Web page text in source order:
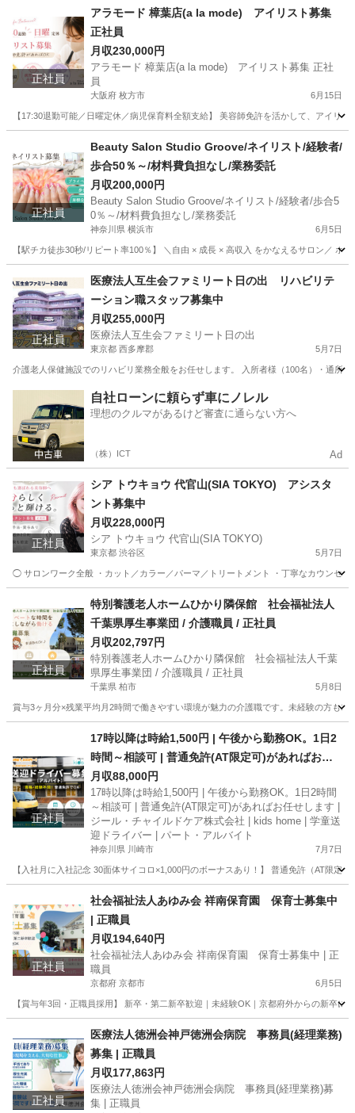
メンテナンス 病院
正社員
アラモード 樟葉店(a la mode) アイリスト募集
正社員
月収230,000円
アラモード 樟葉店(a la mode) アイリスト募集 正社
員
大阪府 枚方市 6月15日
【17:30退勤可能／日曜定休／病児保育料全額支給】 美容師免許を活かして、アイリ
正社員
Beauty Salon Studio Groove/ネイリスト/経験者/
歩合50％～/材料費負担なし/業務委託
月収200,000円
Beauty Salon Studio Groove/ネイリスト/経験者/歩合5
0％～/材料費負担なし/業務委託
神奈川県 横浜市 6月5日
【駅チカ徒歩30秒/リピート率100％】 ＼自由 × 成長 × 高収入 をかなえるサロン／
ネイリスト 業務委託
正社員
医療法人互生会ファミリート日の出 リハビリテ
ーション職スタッフ募集中
月収255,000円
医療法人互生会ファミリート日の出
東京都 西多摩郡 5月7日
介護老人保健施設でのリハビリ業務全般をお任せします。 入所者様（100名）・通所
その他 医療法人
自社ローンに頼らず車にノレル
理想のクルマがあるけど審査に通らない方へ
（株）ICT Ad
正社員
シア トウキョウ 代官山(SIA TOKYO) アシスタ
ント募集中
月収228,000円
シア トウキョウ 代官山(SIA TOKYO)
東京都 渋谷区 5月7日
◯ サロンワーク全般 ・カット／カラー／パーマ／トリートメント ・丁寧なカウンセ
美容師 業務
正社員
特別養護老人ホームひかり隣保館 社会福祉法人
千葉県厚生事業団 / 介護職員 / 正社員
月収202,797円
特別養護老人ホームひかり隣保館 社会福祉法人千葉
県厚生事業団 / 介護職員 / 正社員
千葉県 柏市 5月8日
賞与3ヶ月分×残業平均月2時間で働きやすい環境が魅力の介護職です。未経験の方も
介護士
正社員
17時以降は時給1,500円 | 午後から勤務OK。1日2
時間～相談可 | 普通免許(AT限定可)があればお任
せします | ジール・チャイルドケア株式会社 | kid
s home | 学童送迎ドライバー | パート・アルバイ
ト
月収88,000円
17時以降は時給1,500円 | 午後から勤務OK。1日2時間
～相談可 | 普通免許(AT限定可)があればお任せします |
ジール・チャイルドケア株式会社 | kids home | 学童送
迎ドライバー | パート・アルバイト
神奈川県 川崎市 7月7日
【入社月に入社記念 30面体サイコロ×1,000円のボーナスあり！】 普通免許（AT限
その他 株式会社
正社員
社会福祉法人あゆみ会 祥南保育園 保育士募集中
| 正職員
月収194,640円
社会福祉法人あゆみ会 祥南保育園 保育士募集中 | 正
職員
京都府 京都市 6月5日
【賞与年3回・正職員採用】 新卒・第二新卒歓迎｜未経験OK｜京都府外からの新卒
保育士
正社員
医療法人徳洲会神戸徳洲会病院 事務員(経理業務)
募集 | 正職員
月収177,863円
医療法人徳洲会神戸徳洲会病院 事務員(経理業務)募
集 | 正職員